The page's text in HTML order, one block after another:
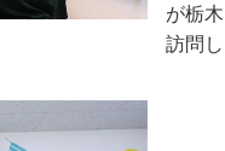
が栃
訪問